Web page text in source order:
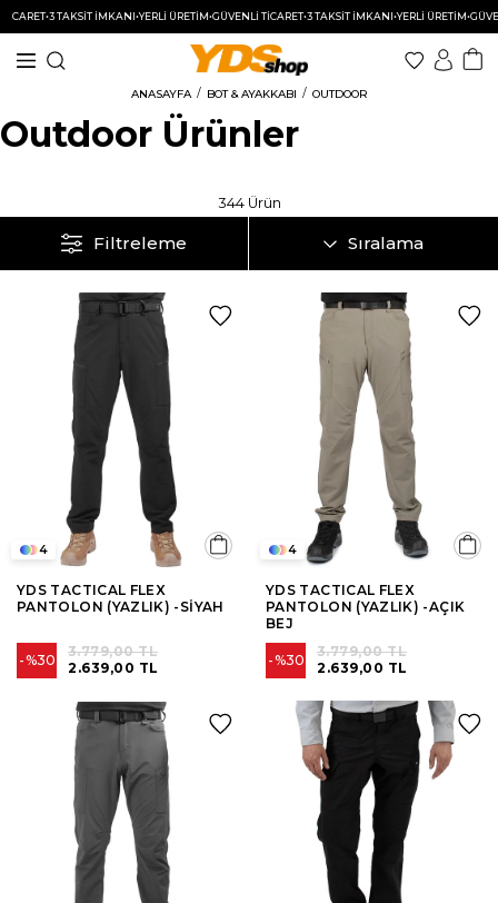
•YERLİ ÜRETİM•GÜVENLİ TİCARET•3 TAKSİT İMKANI•YERLİ ÜRETİM•GÜVENLİ TİCARET•3
ANASAYFA BOT & AYAKKABI OUTDOOR
Outdoor Ürünler
344 Ürün
Filtreleme Sıralama
YDS TACTICAL FLEX
PANTOLON (YAZLIK) -SİYAH
%30 2.639,00 TL
3.779,00 TL
4
YDS TACTICAL FLEX
PANTOLON (YAZLIK) -AÇIK
BEJ
%30 2.639,00 TL
3.779,00 TL
4